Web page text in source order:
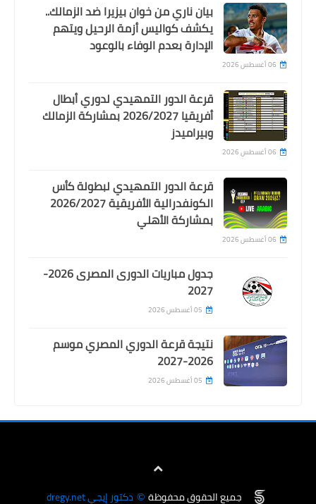
Egypt
ثنائى الزمالك و بيراميدز يسخران من عدم
انضمامهما لقائمة منتخب مصر
اخبار خفيفة
حسام حسن يعلن قائمة منتخب مصر
الأهلي منهم 3 حراس)
بيان ناري من خوان بيزيرا ضد الزمالك..
يكشف كواليس أزمة الرحيل ويتهم
الإدارة بعدم الوفاء بالوعود
06 أغسطس 2026
قرعة الدور التمهيدي لدوري أبطال
أفريقيا 2026/2027 بمشاركة الزمالك
وبيراميدز
06 أغسطس 2026
قرعة الدور التمهيدي لبطولة كأس
الكونفدرالية الأفريقية 2026/2027
بمشاركة الأهلي
06 أغسطس 2026
جدول مباريات الدورى المصرى 2026-
2027
05 أغسطس 2026
نتيجة قرعة الدوري المصري موسم
2026-2027
05 أغسطس 2026
جميع الحقوق محفوظة © دكتور إيجي dregy.net